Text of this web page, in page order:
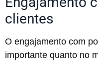
clientes
O engajamento com
importante quanto no